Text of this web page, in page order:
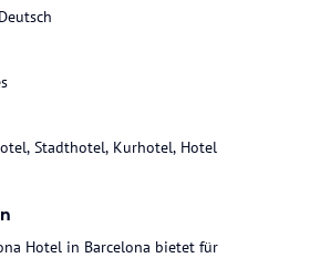
Stadthotel, Kurhotel, Hotel
Hotel in Barcelona bietet für